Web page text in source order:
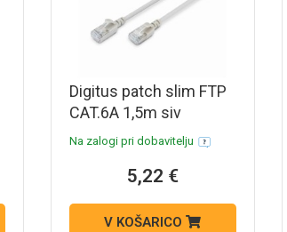
Digitus patch slim FTP
CAT.6A 1,5m siv
Na zalogi pri dobavitelju
5,22 €
V KOŠARICO